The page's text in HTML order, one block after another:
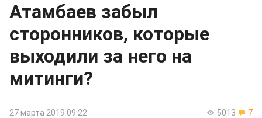
Атамбаев забыл
сторонников, которые
выходили за него на
митинги?
5013 7
27 марта 2019 09:22